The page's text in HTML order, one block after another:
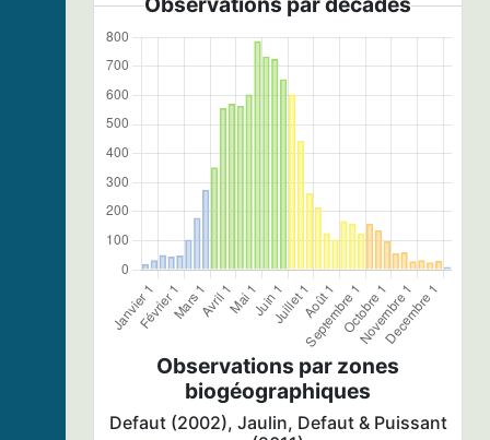
Observations par zones
biogéographiques
Defaut (2002), Jaulin, Defaut & Puissant